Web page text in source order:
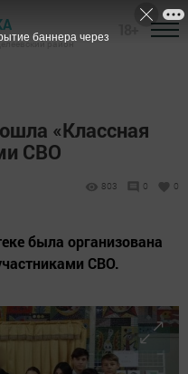
район
«Классная
СВО
803 0 0
была организована
СВО.
баннера через